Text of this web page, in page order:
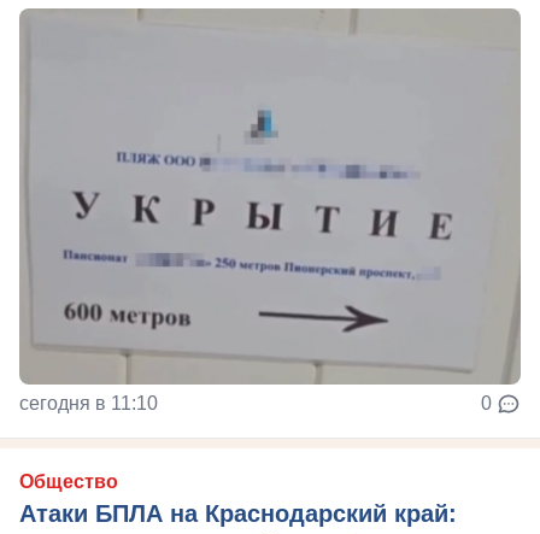
сегодня в 11:10 0
Общество
Атаки БПЛА на Краснодарский край: